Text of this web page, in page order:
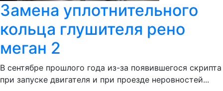
Замена уплотнительного
кольца глушителя рено
меган 2
В сентябре прошлого года из-за появившегося скрипта
при запуске двигателя и при проезде неровностей...